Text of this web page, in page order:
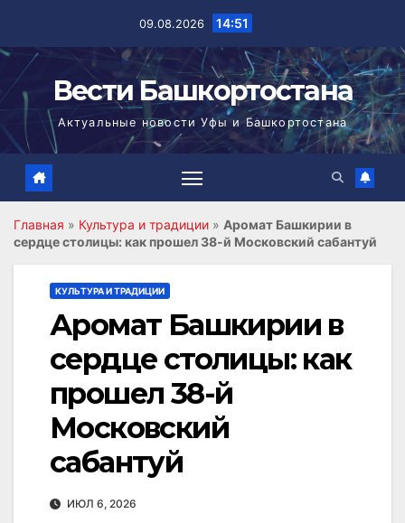
09.08.2026 14:51
Вести Башкортостана
Актуальные новости Уфы и Башкортостана
Главная » Культура и традиции » Аромат Башкирии в
сердце столицы: как прошел 38-й Московский сабантуй
КУЛЬТУРА И ТРАДИЦИИ
Аромат Башкирии в
сердце столицы: как
прошел 38-й
Московский
сабантуй
ИЮЛ 6, 2026